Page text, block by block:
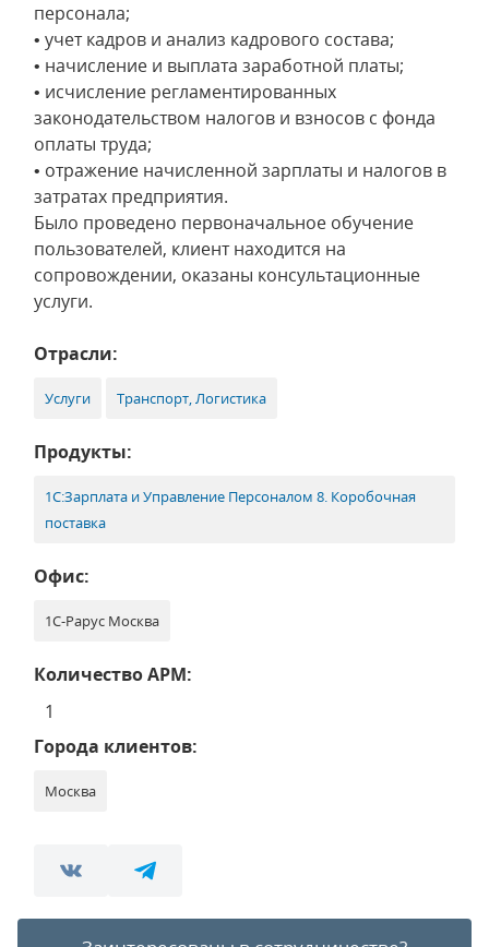
персонала;
• учет кадров и анализ кадрового состава;
• начисление и выплата заработной платы;
• исчисление регламентированных
законодательством налогов и взносов с фонда
оплаты труда;
• отражение начисленной зарплаты и налогов в
затратах предприятия.
Было проведено первоначальное обучение
пользователей, клиент находится на
сопровождении, оказаны консультационные
услуги.
Отрасли:
Услуги Транспорт, Логистика
Продукты:
1С:Зарплата и Управление Персоналом 8. Коробочная
поставка
Офис:
1С-Рарус Москва
Количество АРМ:
1
Города клиентов:
Москва